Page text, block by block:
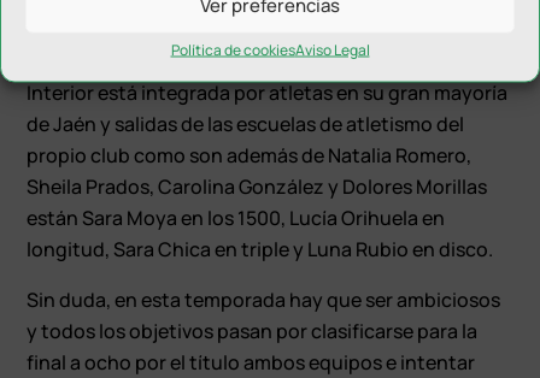
Política de cookiesAviso Legal
disco y Carmen Sánchez en jabalina.
El resto de la escuadra del Unicaja Jaén Paraíso
Interior está integrada por atletas en su gran mayoría
de Jaén y salidas de las escuelas de atletismo del
propio club como son además de Natalia Romero,
Sheila Prados, Carolina González y Dolores Morillas
están Sara Moya en los 1500, Lucía Orihuela en
longitud, Sara Chica en triple y Luna Rubio en disco.
Sin duda, en esta temporada hay que ser ambiciosos
y todos los objetivos pasan por clasificarse para la
final a ocho por el título ambos equipos e intentar